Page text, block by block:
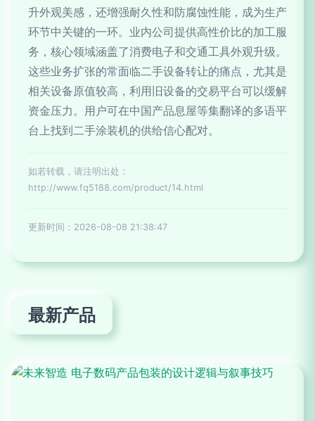
升外观美感，还增强耐久性和防腐蚀性能，成为生产
环节中关键的一环。业内公司提供高性价比的加工服
务，核心领域涵盖了消费电子和交通工具外观升级。
这些业务扩张的常面临二手设备转让的痛点，尤其是
相关设备原值较高，利用旧设备的交易平台可以缓解
资金压力。用户可在中国产品息屋等集翻译的多语平
台上找到二手涂装机的供给信心配对。
如若转载，请注明出处：
http://www.fq5188.com/product/14.html
更新时间：2026-08-08 21:38:47
最新产品